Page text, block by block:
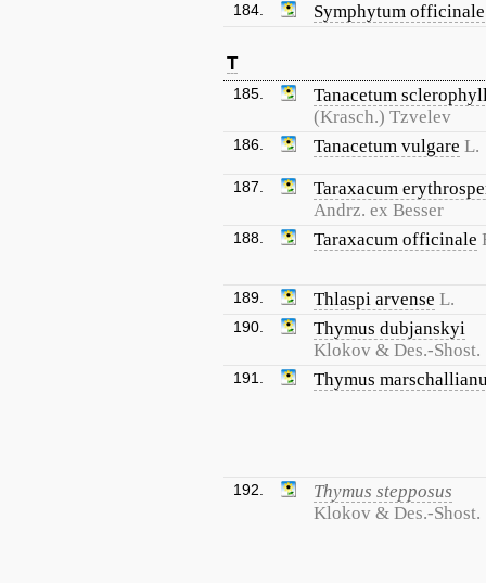
184. Symphytum officinale
T
185.
Tanacetum
(Krasch.) Tzvelev
186. Tanacetum vulgare L.
187.
Taraxacum
Andrz. ex Besser
188. Taraxacum officinale
189. Thlaspi arvense L.
190.
Thymus dubjanskyi
Klokov & Des.-Shost.
191. Thymus
192.
Thymus stepposus
Klokov & Des.-Shost.